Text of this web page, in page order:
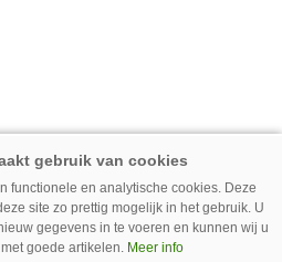
functionele en analytische cookies. Deze
site zo prettig mogelijk in het gebruik. U
gegevens in te voeren en kunnen wij u
goede artikelen. Meer info